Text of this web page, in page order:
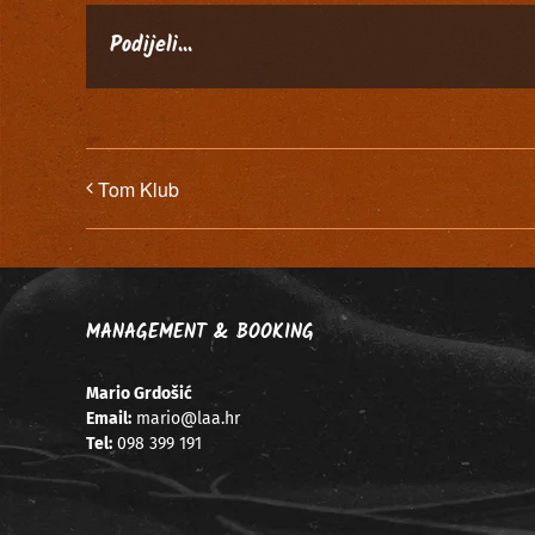
Podijeli...
Tom Klub
MANAGEMENT & BOOKING
Mario Grdošić
Email: mario@laa.hr
Tel: 098 399 191